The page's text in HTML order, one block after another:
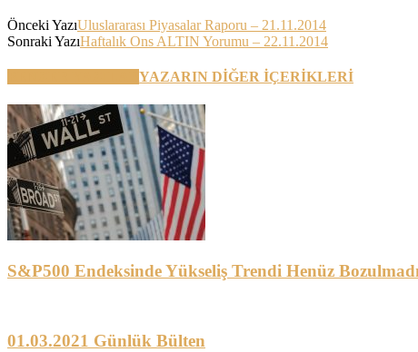
Önceki YazıUluslararası Piyasalar Raporu – 21.11.2014
Sonraki YazıHaftalık Ons ALTIN Yorumu – 22.11.2014
YAZARIN DİĞER İÇERİKLERİ
S&P500 Endeksinde Yükseliş Trendi Henüz Bozulmadı
01.03.2021 Günlük Bülten